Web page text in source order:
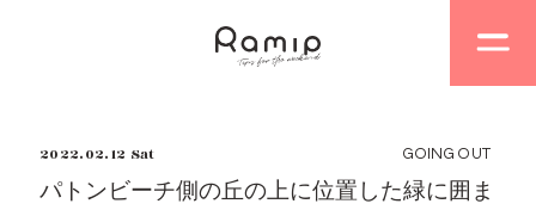
パトンビーチ側の丘の上に位置した緑に囲ま
2022.02.12 Sat GOING OUT